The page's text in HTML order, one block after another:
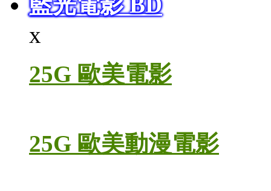
x
25G 歐美電影
25G 歐美動漫電影